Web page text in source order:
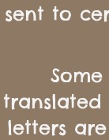
sent to
translated
letters